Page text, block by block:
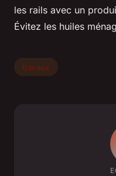
les rails avec un
Évitez les huiles
travaux